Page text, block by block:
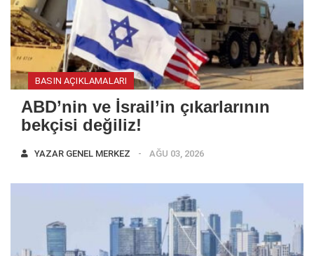
BASIN AÇIKLAMALARI
ABD’nin ve İsrail’in çıkarlarının
bekçisi değiliz!
YAZAR GENEL MERKEZ AĞU 03, 2026